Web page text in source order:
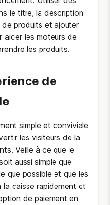
le titre, la description
produits et ajouter
aider les moteurs de
les produits.
de
simple et conviviale
les visiteurs de la
Veille à ce que le
aussi simple que
que possible et que les
la caisse rapidement et
de paiement en